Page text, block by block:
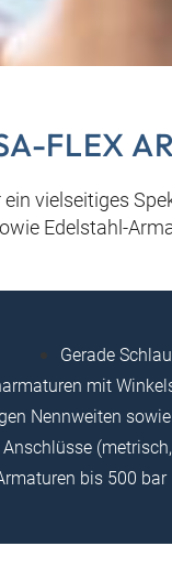
FLEX
vielseitiges
Edelstahl-
Gerade
mit
Nennweiten
(metrisch,
bis 500